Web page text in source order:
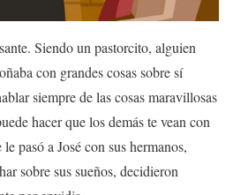
Siendo un pastorcito, alguien
con grandes cosas sobre sí
siempre de las cosas maravillosas
hacer que los demás te vean con
pasó a José con sus hermanos,
sobre sus sueños, decidieron